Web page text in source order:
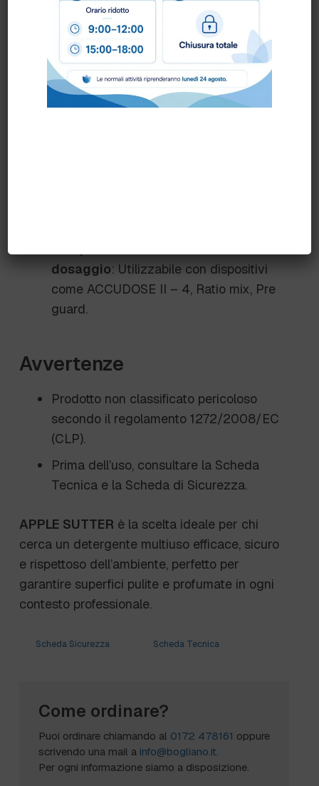
Profumazione naturale
: Lascia un
fresco profumo fruttato di mela verde
senza allergeni.
dosaggio: Utilizzabile con dispositivi
come ACCUDOSE II – 4, Ratio mix, Pre
guard.
Avvertenze
Prodotto non classificato pericoloso
secondo il regolamento 1272/2008/EC
(CLP).
Prima dell’uso, consultare la Scheda
Tecnica e la Scheda di Sicurezza.
APPLE SUTTER è la scelta ideale per chi
cerca un detergente multiuso efficace, sicuro
e rispettoso dell’ambiente, perfetto per
garantire superfici pulite e profumate in ogni
contesto professionale.
Scheda Sicurezza Scheda Tecnica
Come ordinare?
Puoi ordinare chiamando al 0172 478161 oppure
scrivendo una mail a info@bogliano.it.
Per ogni informazione siamo a disposizione.